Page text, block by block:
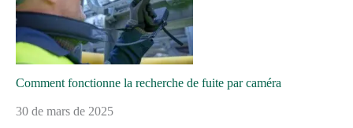
Comment fonctionne la recherche de fuite par caméra
30 de mars de 2025